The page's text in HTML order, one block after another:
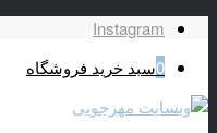
Instagram
0سبد خرید فروشگاه